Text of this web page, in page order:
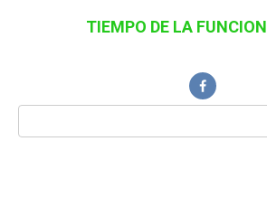
TIEMPO DE LA FUNCION
Поиск: